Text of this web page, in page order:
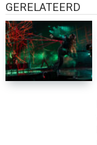
GERELATEERD